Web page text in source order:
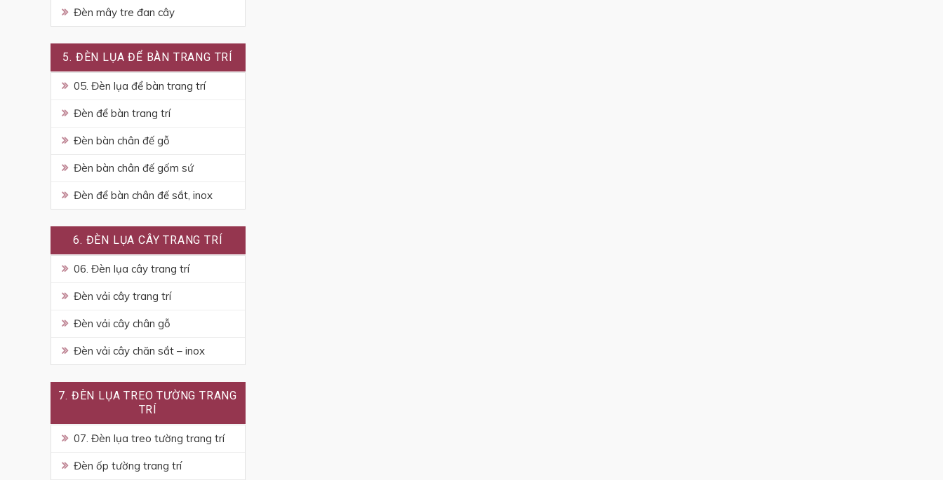
Đèn mây tre đan cây
5. ĐÈN LỤA ĐỂ BÀN TRANG TRÍ
05. Đèn lụa để bàn trang trí
Đèn để bàn trang trí
Đèn bàn chân đế gỗ
Đèn bàn chân đế gốm sứ
Đèn để bàn chân đế sắt, inox
6. ĐÈN LỤA CÂY TRANG TRÍ
06. Đèn lụa cây trang trí
Đèn vải cây trang trí
Đèn vải cây chân gỗ
Đèn vải cây chăn sắt – inox
7. ĐÈN LỤA TREO TƯỜNG TRANG
TRÍ
07. Đèn lụa treo tường trang trí
Đèn ốp tường trang trí